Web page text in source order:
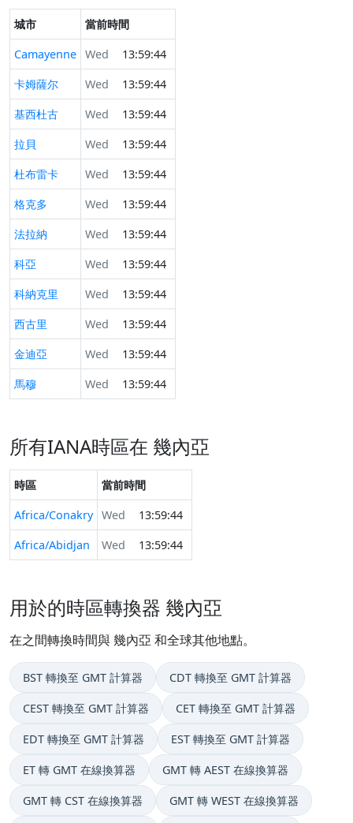
城市
當前時間
Camayenne Wed
13:59:44
卡姆薩尔
Wed
13:59:44
基西杜古
Wed
13:59:44
拉貝
Wed
13:59:44
杜布雷卡
Wed
13:59:44
格克多
Wed
13:59:44
法拉納
Wed
13:59:44
科亞
Wed
13:59:44
科納克里
Wed
13:59:44
西古里
Wed
13:59:44
金迪亞
Wed
13:59:44
馬穆
Wed 13:59:44
所有IANA時區在 幾內亞
時區
當前時間
Africa/Conakry Wed
13:59:44
Africa/Abidjan
Wed 13:59:44
用於的時區轉換器 幾內亞
在之間轉換時間與 幾內亞 和全球其他地點。
BST 轉換至 GMT 計算器 CDT 轉換至 GMT 計算器
CEST 轉換至 GMT 計算器 CET 轉換至 GMT 計算器
EDT 轉換至 GMT 計算器 EST 轉換至 GMT 計算器
ET 轉 GMT 在線換算器 GMT 轉 AEST 在線換算器
GMT 轉 CST 在線換算器 GMT 轉 WEST 在線換算器